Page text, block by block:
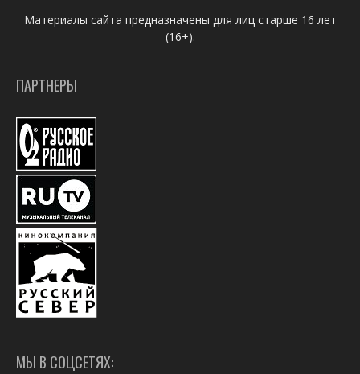
Материалы сайта предназначены для лиц старше 16 лет
(16+).
ПАРТНЕРЫ
МЫ В СОЦСЕТЯХ: